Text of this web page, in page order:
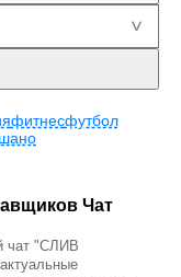
фитнесфутбол
Чат
чат "СЛИВ